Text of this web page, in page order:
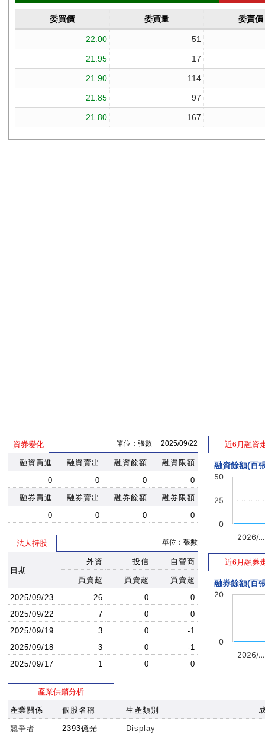
資券變化 單位：張數 2025/09/22
融資買進 融資賣出 融資餘額
融資限額
0
0 0
0
融券買進
融券賣出 融券餘額
融券限額
0
0 0 0
法人持股 單位：張數
日期
外資 投信 自營商
買賣超 買賣超
買賣超
2025/09/23
-26 0
0
2025/09/22
7 0
0
2025/09/19
3 0
-1
2025/09/18
3 0
-1
2025/09/17
1 0 0
近6月融資
融資餘額(百
2026/…
0
25
50
近6月融券
融券餘額(百
2026/…
0
20
產業供銷分析
產業關係 個股名稱 生產類別
競爭者 2393億光 Display